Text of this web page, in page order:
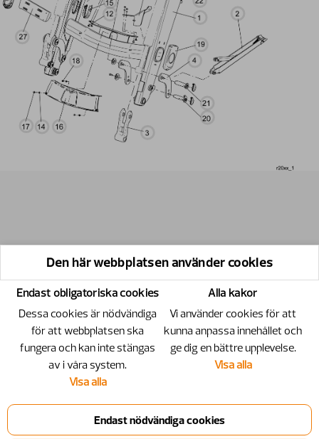
Den här webbplatsen använder cookies
Endast obligatoriska cookies
Dessa cookies är nödvändiga
för att webbplatsen ska
fungera och kan inte stängas
av i våra system.
Visa alla
Alla kakor
Vi använder cookies för att
kunna anpassa innehållet och
ge dig en bättre upplevelse.
Visa alla